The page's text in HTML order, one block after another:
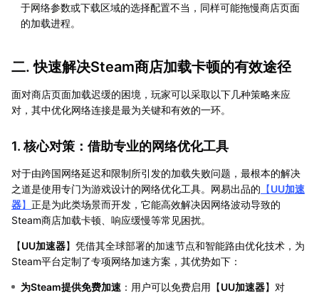
于网络参数或下载区域的选择配置不当，同样可能拖慢商店页面
的加载进程。
二. 快速解决Steam商店加载卡顿的有效途径
面对商店页面加载迟缓的困境，玩家可以采取以下几种策略来应
对，其中优化网络连接是最为关键和有效的一环。
1. 核心对策：借助专业的网络优化工具
对于由跨国网络延迟和限制所引发的加载失败问题，最根本的解决
之道是使用专门为游戏设计的网络优化工具。网易出品的 【UU加速
器】 正是为此类场景而开发，它能高效解决因网络波动导致的
Steam商店加载卡顿、响应缓慢等常见困扰。
【UU加速器】凭借其全球部署的加速节点和智能路由优化技术，为
Steam平台定制了专项网络加速方案，其优势如下：
为Steam提供免费加速 ：用户可以免费启用【UU加速器】对